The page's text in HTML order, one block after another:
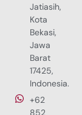
Jatiasih,
Kota
Bekasi,
Jawa
Barat
17425,
Indonesia.
+62
852